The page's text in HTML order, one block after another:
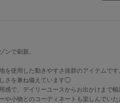
ンで刷新。
使用した動きやすさ抜群のアイテムです
さを兼ね備えています◯
で、デイリーユースからお出かけまで幅
小物とのコーディネートも楽しんでいた